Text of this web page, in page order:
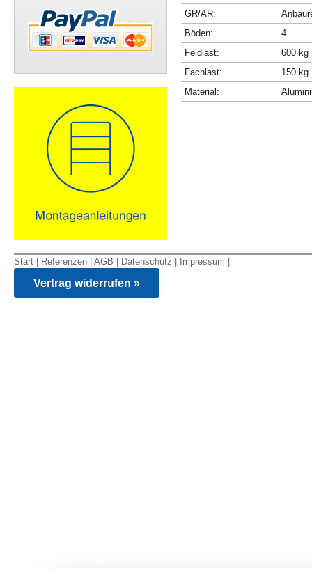
GR/AR:
Böden:
4
Feldlast:
600 kg
Fachlast:
150 kg
Material:
Start Referenzen AGB Datenschutz Impressum
Vertrag widerrufen »